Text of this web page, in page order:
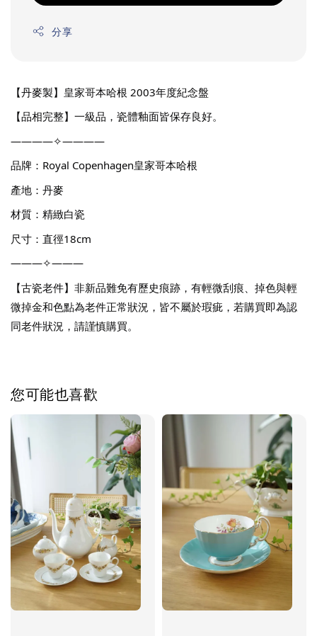
分享
【丹麥製】皇家哥本哈根 2003年度紀念盤
【品相完整】一級品，瓷體釉面皆保存良好。
————✧————
品牌：Royal Copenhagen皇家哥本哈根
產地：丹麥
材質：精緻白瓷
尺寸：直徑18cm
———✧———
【古瓷老件】非新品難免有歷史痕跡，有輕微刮痕、掉色與輕
微掉金和色點為老件正常狀況，皆不屬於瑕疵，若購買即為認
同老件狀況，請謹慎購買。
您可能也喜歡